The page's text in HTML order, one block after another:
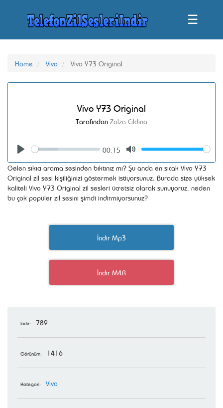
☰
Home Vivo Vivo Y73 Original
Vivo Y73 Original
Tarafından Zalza Cildina
Seek
00:15
Volume
Gelen sıkıcı arama sesinden bıktınız mı? Şu anda en sıcak Vivo Y73
Original zil sesi kişiliğinizi göstermek istiyorsunuz. Burada size yüksek
kaliteli Vivo Y73 Original zil sesleri ücretsiz olarak sunuyoruz, neden
bu çok popüler zil sesini şimdi indirmiyorsunuz?
İndir Mp3
İndir M4R
İndir: 789
Görünüm: 1416
Kategori: Vivo